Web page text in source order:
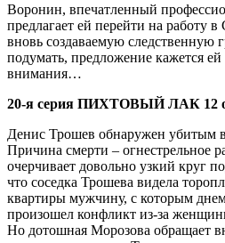
Воронин, впечатленный
предлагает ей перейти на работу
вновь создаваемую следственную
подумать, предложение кажется
внимания…
20-я серия ПИХТОВЫЙ ЛАК 12
Денис Трошев обнаружен убитым
Причина смерти – огнестрельное
очерчивает довольно узкий круг
что соседка Трошева видела
квартиры мужчину, с которым
произошел конфликт из-за
Но дотошная Морозова обращает